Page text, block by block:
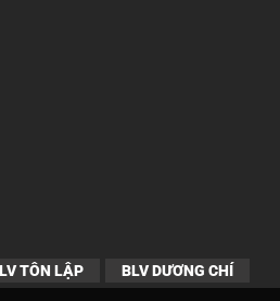
TÔN LẬP BLV DƯƠNG CHÍ